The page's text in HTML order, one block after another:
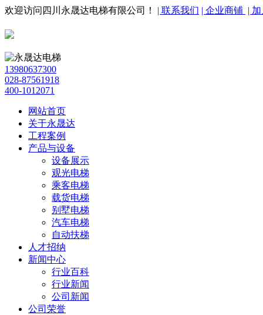
欢迎访问四川永晟达电梯有限公司！ | 联系我们 | 企业商铺 |
13980637300
028-87561918
400-1012071
网站首页
关于永晟达
工程案例
产品与设备
设备展示
观光电梯
乘客电梯
载货电梯
别墅电梯
汽车电梯
自动扶梯
人才招纳
新闻中心
行业百科
行业新闻
公司新闻
公司荣誉